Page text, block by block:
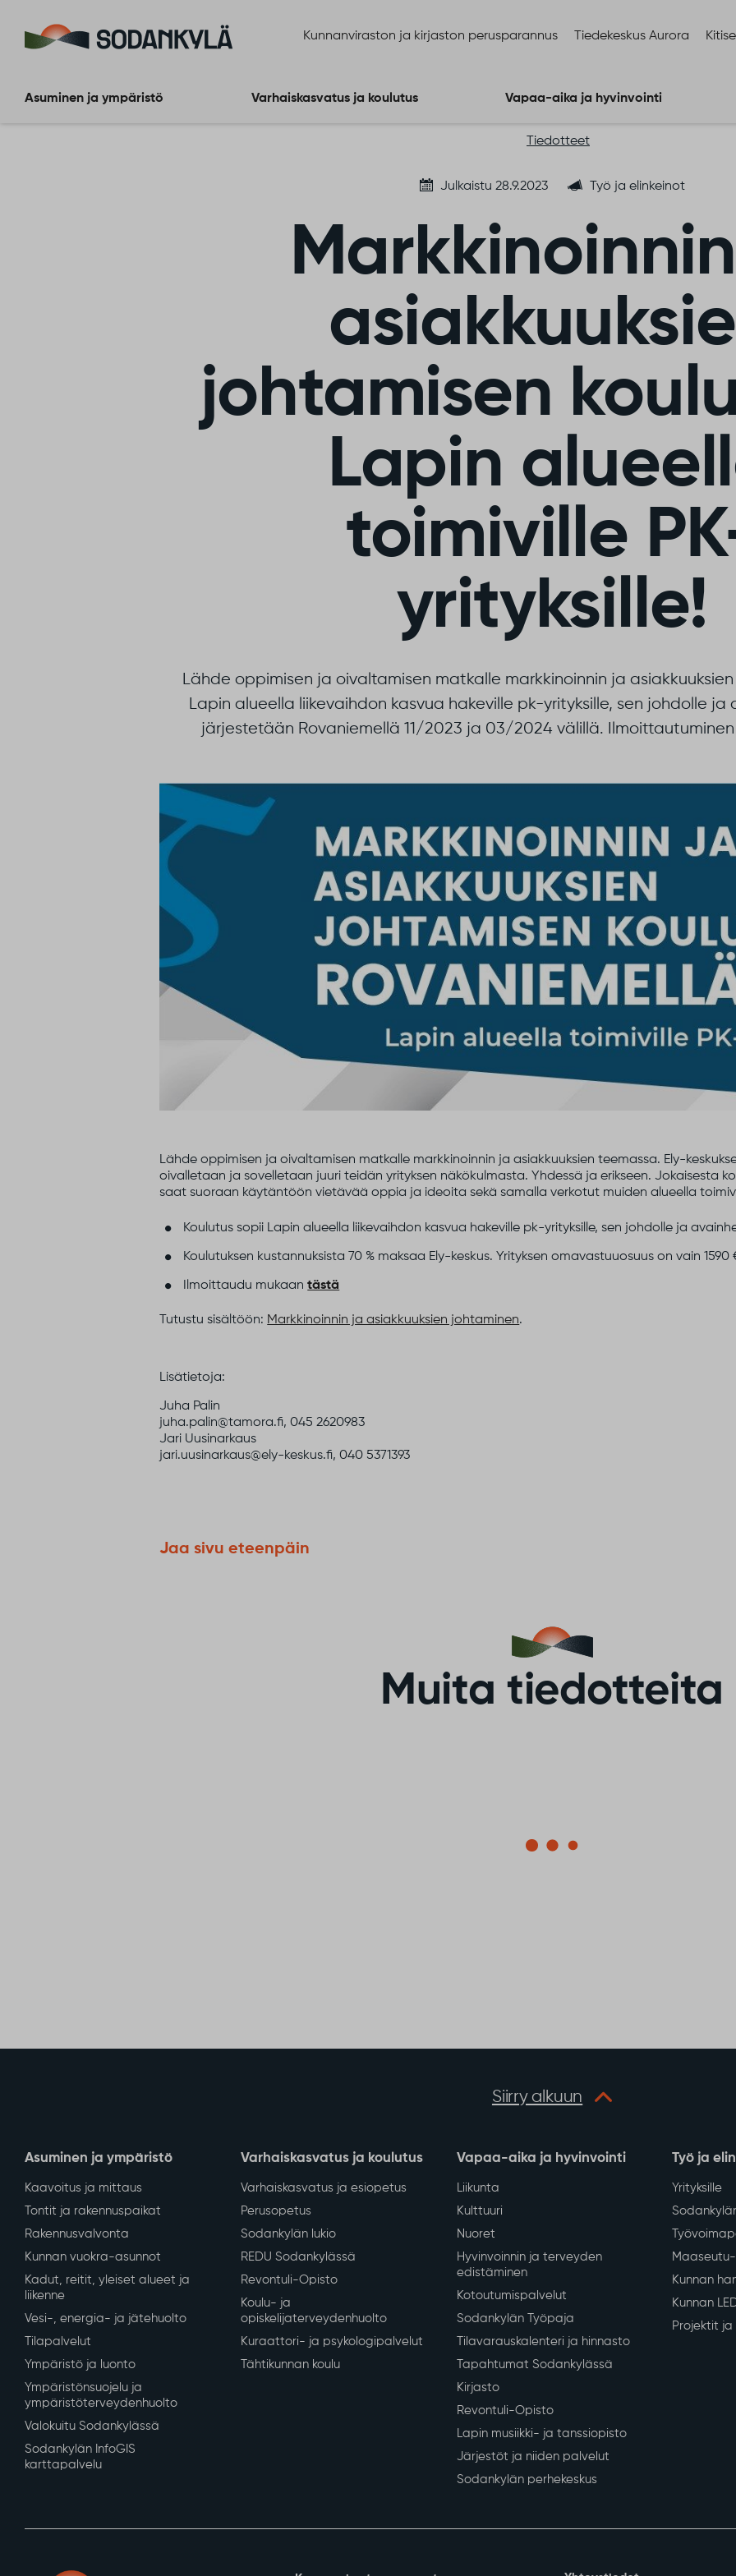
Kunnanviraston ja kirjaston perusparannus Tiedekeskus Aurora
Asuminen ja ympäristö Varhaiskasvatus ja koulutus Vapaa-aika ja hyvinvointi
Tiedotteet
Julkaistu 28.9.2023 Työ ja elinkeinot
johtamisen
Lapin
toimiville
yrityksille!
Lähde oppimisen ja oivaltamisen matkalle markkinoinnin ja
Lapin alueella liikevaihdon kasvua hakeville pk-yrityksille, sen johdolle ja
järjestetään Rovaniemellä 11/2023 ja 03/2024 välillä. Ilmoittautuminen
Lähde oppimisen ja oivaltamisen matkalle markkinoinnin ja asiakkuuksien teemassa. Ely-
oivalletaan ja sovelletaan juuri teidän yrityksen näkökulmasta. Yhdessä ja erikseen. Jokaisesta
saat suoraan käytäntöön vietävää oppia ja ideoita sekä samalla verkotut muiden alueella
Koulutus sopii Lapin alueella liikevaihdon kasvua hakeville pk-yrityksille, sen johdolle ja
Koulutuksen kustannuksista 70 % maksaa Ely-keskus. Yrityksen omavastuuosuus on vain
Ilmoittaudu mukaantästä
Tutustu sisältöön: Markkinoinnin ja asiakkuuksien johtaminen.
Lisätietoja:
Juha Palin
juha.palin@tamora.fi, 045 2620983
Jari Uusinarkaus
jari.uusinarkaus@ely-keskus.fi, 040 5371393
Jaa sivu eteenpäin
Muita tiedotteita
Siirry alkuun
Asuminen ja ympäristö
Kaavoitus ja mittaus
Tontit ja rakennuspaikat
Rakennusvalvonta
Kunnan vuokra-asunnot
Kadut, reitit, yleiset alueet ja
liikenne
Vesi-, energia- ja jätehuolto
Tilapalvelut
Ympäristö ja luonto
Ympäristönsuojelu ja
ympäristöterveydenhuolto
Valokuitu Sodankylässä
Sodankylän InfoGIS
karttapalvelu
Varhaiskasvatus ja koulutus
Varhaiskasvatus ja esiopetus
Perusopetus
Sodankylän lukio
REDU Sodankylässä
Revontuli-Opisto
Koulu- ja
opiskelijaterveydenhuolto
Kuraattori- ja psykologipalvelut
Tähtikunnan koulu
Vapaa-aika ja hyvinvointi
Liikunta
Kulttuuri
Nuoret
Hyvinvoinnin ja terveyden
edistäminen
Kotoutumispalvelut
Sodankylän Työpaja
Tilavarauskalenteri ja hinnasto
Tapahtumat Sodankylässä
Kirjasto
Revontuli-Opisto
Lapin musiikki- ja tanssiopisto
Järjestöt ja niiden palvelut
Sodankylän perhekeskus
Työ ja
Yrityksille
Kunnan
Kunnan
Projektit ja